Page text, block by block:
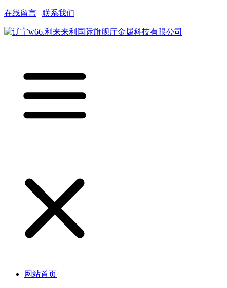
在线留言 联系我们
网站首页